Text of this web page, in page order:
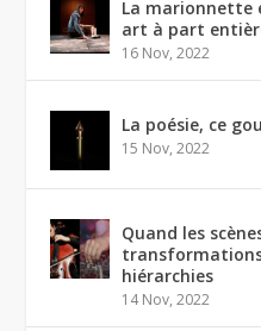
La marionnette
art à part
16 Nov, 2022
La poésie, ce
15 Nov, 2022
Quand les
hiérarchies
14 Nov, 2022